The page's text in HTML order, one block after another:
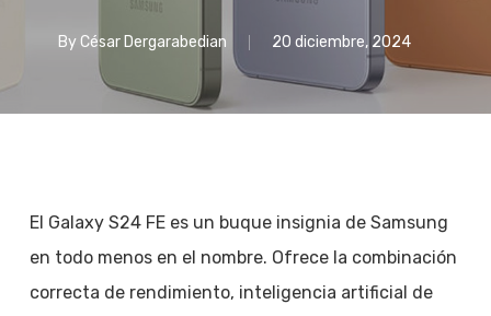
ByCésar Dergarabedian 20 diciembre, 2024
El Galaxy S24 FE es un buque insignia de Samsung
en todo menos en el nombre. Ofrece la combinación
correcta de rendimiento, inteligencia artificial de